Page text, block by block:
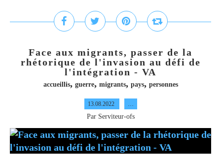
Face aux migrants, passer de la
rhétorique de l'invasion au défi de
l'intégration - VA
accueillis, guerre, migrants, pays, personnes
13.08.2022 …
Par Serviteur-ofs